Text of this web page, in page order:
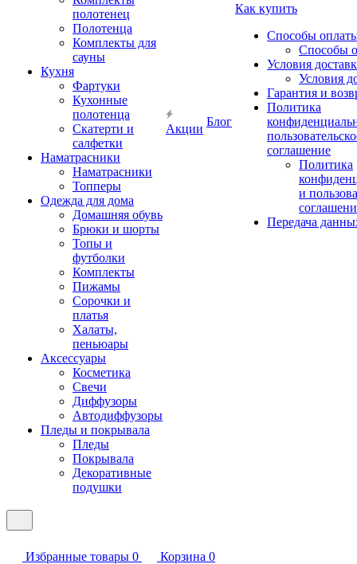
полотенец
Полотенца
Комплекты для
сауны
Кухня
Фартуки
Кухонные
полотенца
Скатерти и
салфетки
Наматрасники
Наматрасники
Топперы
Одежда для дома
Домашняя обувь
Брюки и шорты
Топы и
футболки
Комплекты
Пижамы
Сорочки и
платья
Халаты,
пеньюары
Аксессуары
Косметика
Свечи
Диффузоры
Автодиффузоры
Пледы и покрывала
Пледы
Покрывала
Декоративные
подушки
Акции
Блог
Как купить
Способы
Способы
Условия
Условия
Гарантия и
Политика
соглашение
Политика
и
Передача
Избранные товары 0 Корзина 0